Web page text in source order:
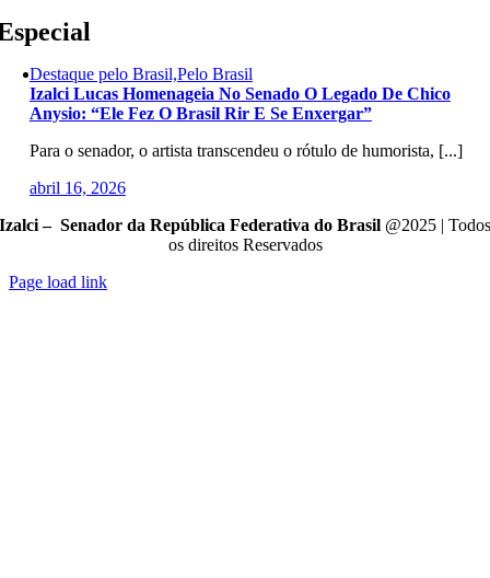
Destaque pelo Brasil,Pelo Brasil
Izalci Lucas Homenageia No Senado O Legado De Chico
Anysio: “Ele Fez O Brasil Rir E Se Enxergar”
Para o senador, o artista transcendeu o rótulo de humorista, [...]
abril 16, 2026
Izalci – Senador da República Federativa do Brasil @2025 | Todos
os direitos Reservados
Page load link